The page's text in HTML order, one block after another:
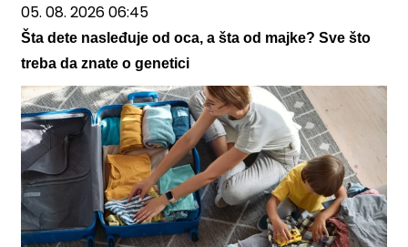
05. 08. 2026 06:45
Šta dete nasleđuje od oca, a šta od majke? Sve što
treba da znate o genetici